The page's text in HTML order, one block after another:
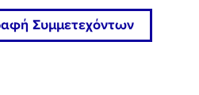
Συμμετεχόντων